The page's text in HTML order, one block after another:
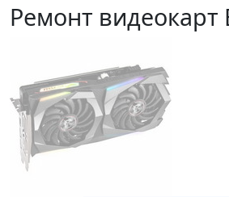
Ремонт видеокарт